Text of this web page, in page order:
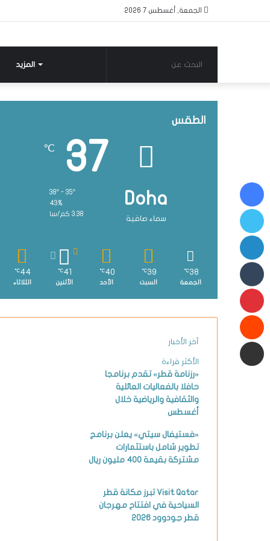
الجمعة, أغسطس 7 2026
المزيد البحث
عن
الطقس
Doha
سماء صافية
37
℃
38º - 35º
43%
3.38 كم/سا
38
℃
الجمعة
39
℃
السبت
40
℃
الأحد
41
℃
الأثنين
44
℃
الثلاثاء
آخر الأخبار
الأكثر قراءة
«رزنامة قطر» تقدم برنامجا
حافلا بالفعاليات العائلية
والثقافية والرياضية خلال
أغسطس
«فستيفال سيتي» يعلن برنامج
تطوير شامل باستثمارات
مشتركة بقيمة 400 مليون ريال
Visit Qatar تبرز مكانة قطر
السياحية في افتتاح مهرجان
قطر جودوود 2026
فيسبوك
تويتر
لينكدإن
بينتيريست
شارك عبر البريد الإلكتروني